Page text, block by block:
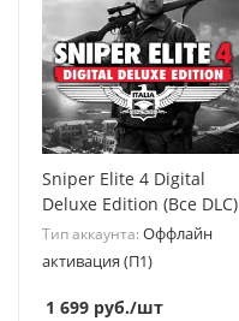
Sniper Elite 4 Digital
Deluxe Edition (Все DLC)
Тип аккаунта: Оффлайн
активация (П1)
1 699 руб./шт